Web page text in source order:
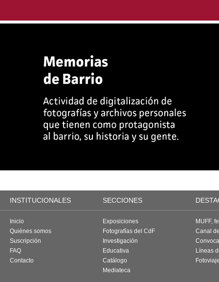
INSTITUCIONALES SECCIONES
Inicio
Quiénes somos
Suscripción
FAQ
Contacto
Exposiciones
Fotografías del CdF
Investigación
Educativa
Catálogo
Mediateca
MUFF,
Canal
Líneas